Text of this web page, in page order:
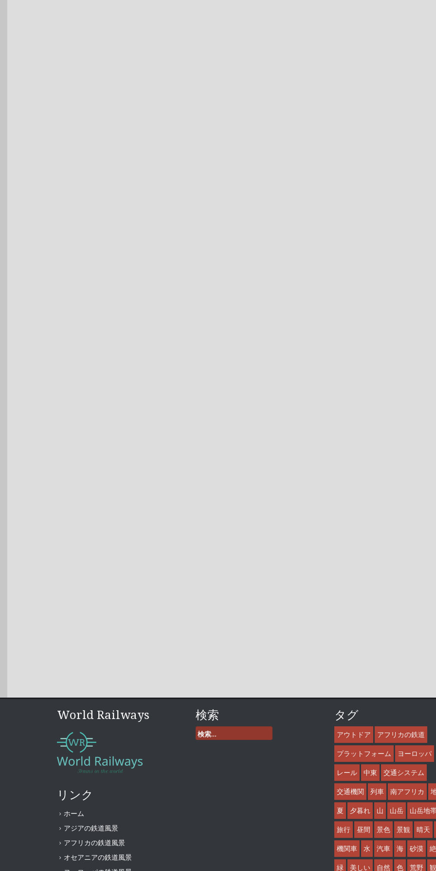
World Railways
リンク
ホーム
アジアの鉄道風景
アフリカの鉄道風景
オセアニアの鉄道風景
検索
検
索:
タグ
アウトドア アフリカの鉄道
プラットフォーム ヨーロッパ
レール 中東 交通システム
交通機関 列車 南アフリカ
夏 夕暮れ 山 山岳 山岳地
旅行 昼間 景色 景観 晴天
機関車 水 汽車 海 砂漠
緑 美しい 自然 色 荒野